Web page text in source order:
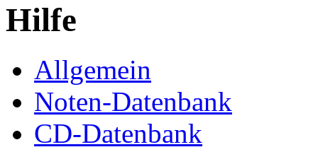
Hilfe
Allgemein
Noten-Datenbank
CD-Datenbank